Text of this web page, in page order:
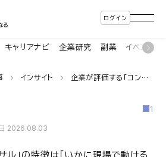
る
ログイン
キャリアナビ 企業研究 副業 イベント
インサイト 企業が評価する「コンサル」の特徴は「いかに現場で動けるか」〜事業会社から選ばれ続けるプロフェッショナルの要件〜
2026.08.03
1
ル」の特徴は「いかに現場で動ける